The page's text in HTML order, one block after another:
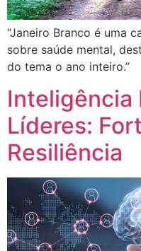
“Janeiro Branco é uma
sobre saúde mental,
do tema o ano inteiro.”
Inteligência
Líderes:
Resiliência